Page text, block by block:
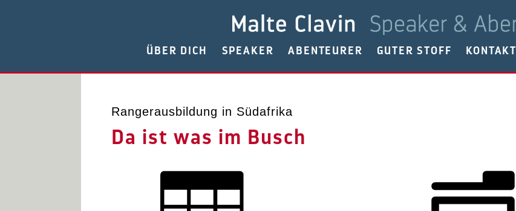
ÜBER DICH SPEAKER ABENTEURER GUTER STOFF KONTAKT
Rangerausbildung in Südafrika
Da ist was im Busch